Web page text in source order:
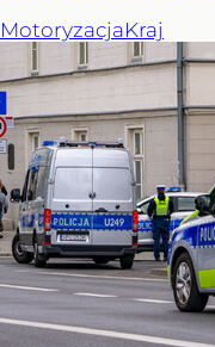
MotoryzacjaKraj